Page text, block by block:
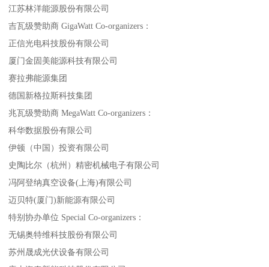
江苏林洋能源股份有限公司
吉瓦级赞助商 GigaWatt Co-organizers：
正信光电科技股份有限公司
厦门金固美能源科技有限公司
赛拉弗能源集团
德国新格拉斯科技集团
兆瓦级赞助商 MegaWatt Co-organizers：
科华数据股份有限公司
伊顿（中国）投资有限公司
史陶比尔（杭州）精密机械电子有限公司
冯阿登纳真空设备(上海)有限公司
迈贝特(厦门)新能源有限公司
特别协办单位 Special Co-organizers：
无锡奥特维科技股份有限公司
苏州晟成光伏设备有限公司